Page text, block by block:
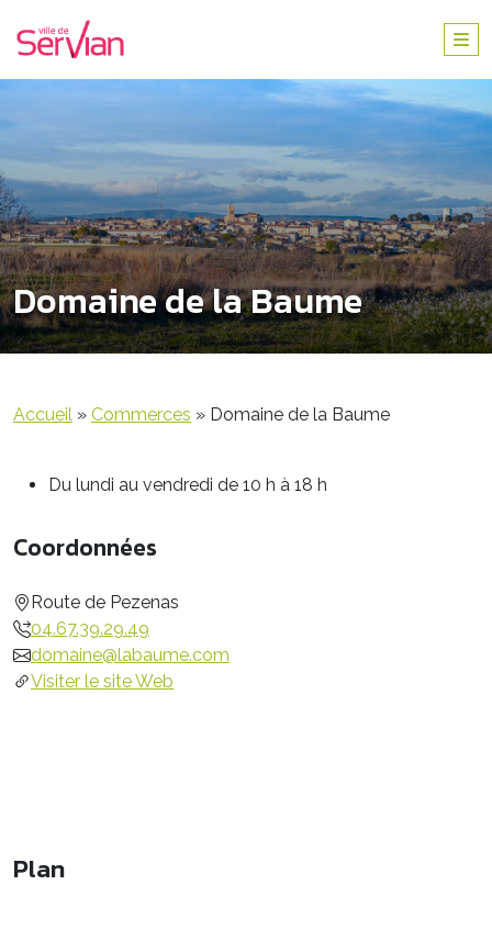
Domaine de la Baume
Accueil » Commerces » Domaine de la Baume
Du lundi au vendredi de 10 h à 18 h
Coordonnées
Route de Pezenas
04.67.39.29.49
domaine@labaume.com
Visiter le site Web
Plan